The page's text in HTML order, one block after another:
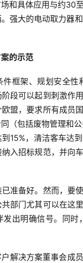
和具体应用与约30
强大的电动取力器
的示范
框架、规划安全
段可以起到刺激作
盟，要求所有成员
（包括废物管理和
15%，清洁客车达
入招标规范，并向
准备好。然而，要
部门尤其可以在这
出明确信号。同
解决方案董事会成